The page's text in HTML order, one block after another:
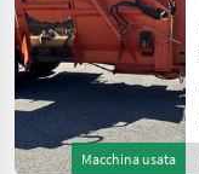
Macchina usata